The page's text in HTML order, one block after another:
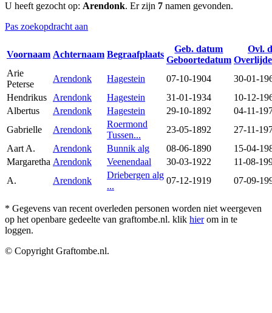
U heeft gezocht op: Arendonk. Er zijn 7 namen gevonden.
Pas zoekopdracht aan
Voornaam Achternaam Begraafplaats
Geb. datum
Geboortedatum
Ovl.
Arie
Peterse
Arendonk Hagestein 07-10-1904
30-01-
Hendrikus
Arendonk Hagestein 31-01-1934
10-12-
Albertus
Arendonk Hagestein 29-10-1892
04-11-
Gabrielle
Arendonk
Roermond
Tussen...
23-05-1892
27-11-
Aart A.
Arendonk Bunnik alg 08-06-1890
15-04-
Margaretha Arendonk Veenendaal 30-03-1922
11-08-
A.
Arendonk
Driebergen alg
...
07-12-1919 07-09-
* Gegevens van recent overleden personen worden niet weergeven
op het openbare gedeelte van graftombe.nl. klik hierom in te
loggen.
© Copyright Graftombe.nl.